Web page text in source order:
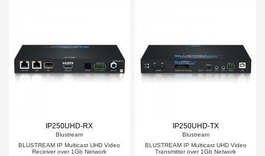
IP250UHD-RX
Blustream
BLUSTREAM IP Multicast UHD Video
Receiver over 1Gb Network
IP250UHD-TX
Blustream
BLUSTREAM IP Multicast UHD Video
Transmitter over 1Gb Network